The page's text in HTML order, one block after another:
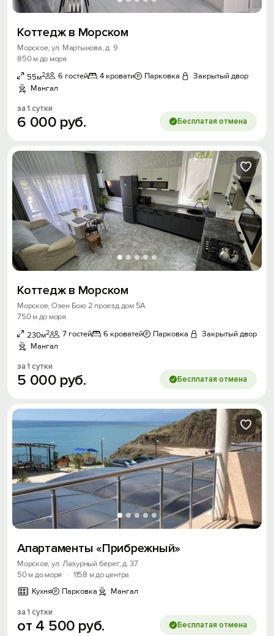
Коттедж в Морском
Морское, ул. Мартынова, д. 9
850 м до моря
55м2 6 гостей 4 кровати Парковка
Закрытый двор
Мангал
за 1 сутки
6 000 руб. Бесплатая отмена
Коттедж в Морском
Морское, Озен Бою 2 проезд дом 5А
750 м до моря
230м2 7 гостей 6 кроватей Парковка
Закрытый двор
Мангал
за 1 сутки
5 000 руб. Бесплатая отмена
Апартаменты «Прибрежный»
Морское, ул. Лазурный берег, д. 37
50 м до моря
· 1158 м до центра
Кухня
Парковка Мангал
за 1 сутки
от 4 500 руб. Бесплатая отмена